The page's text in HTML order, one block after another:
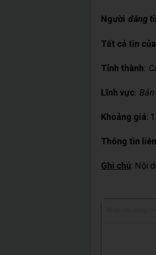
Người đăng
Tất cả tin của
Tỉnh thành:
Lĩnh vực:
Khoảng giá:
Thông tin
Ghi chú: Nội